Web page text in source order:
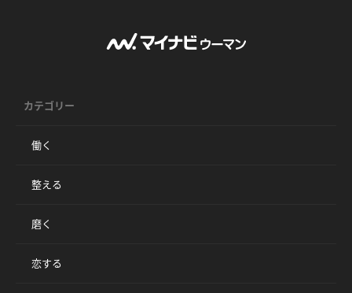
カテゴリー
働く
整える
磨く
恋する